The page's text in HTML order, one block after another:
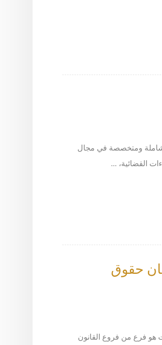
استشارة يرجى الاتصال على 66633299 - خدمات شاملة ومتخصصة في مجال
القضائية، ...
حقوق
على 66633299 - قانون العقارات هو فرع من فروع القانون